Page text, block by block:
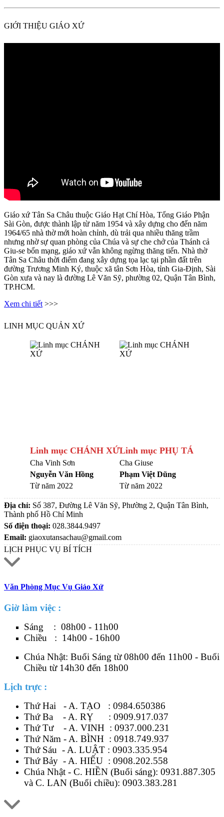
GIỚI THIỆU GIÁO XỨ
Giáo xứ Tân Sa Châu thuộc Giáo Hạt Chí Hòa, Tổng Giáo Phận
Sài Gòn, được thành lập từ năm 1954 và xây dựng cho đến năm
1964/65 nhà thờ mới hoàn chỉnh, dù trải qua nhiều thăng trầm
nhưng nhờ sự quan phòng của Chúa và sự che chở của Thánh cả
Giu-se bổn mạng, giáo xứ vẫn không ngừng thăng tiến. Nhà thờ
Tân Sa Châu thời điểm đang xây dựng tọa lạc tại phần đất trên
đường Trương Minh Ký, thuộc xã tân Sơn Hòa, tỉnh Gia-Định, Sài
Gòn xưa và nay là đường Lê Văn Sỹ, phường 02, Quận Tân Bình,
TP.HCM.
Xem chi tiết >>>
LINH MỤC QUẢN XỨ
Linh mục CHÁNH XỨ
Cha Vinh Sơn
Nguyễn Văn Hồng
Từ năm 2022
Linh mục PHỤ TÁ
Cha Giuse
Phạm Việt Dũng
Từ năm 2022
Địa chỉ: Số 387, Đường Lê Văn Sỹ, Phường 2, Quận Tân Bình,
Thành phố Hồ Chí Minh
Số điện thoại: 028.3844.9497
Email: giaoxutansachau@gmail.com
LỊCH PHỤC VỤ BÍ TÍCH
Văn Phòng Mục Vụ Giáo Xứ
Giờ làm việc :
Sáng : 08h00 - 11h00
Chiều : 14h00 - 16h00
Chúa Nhật: Buổi Sáng từ 08h00 đến 11h00 - Buổi
Chiều từ 14h30 đến 18h00
Lịch trực :
Thứ Hai - A. TẠO : 0984.650386
Thứ Ba - A. RỴ : 0909.917.037
Thứ Tư - A. VINH : 0937.000.231
Thứ Năm - A. BÌNH : 0918.749.937
Thứ Sáu - A. LUẬT : 0903.335.954
Thứ Bảy - A. HIẾU : 0908.202.558
Chúa Nhật - C. HIỀN (Buổi sáng): 0931.887.305
và C. LAN (Buổi chiều): 0903.383.281